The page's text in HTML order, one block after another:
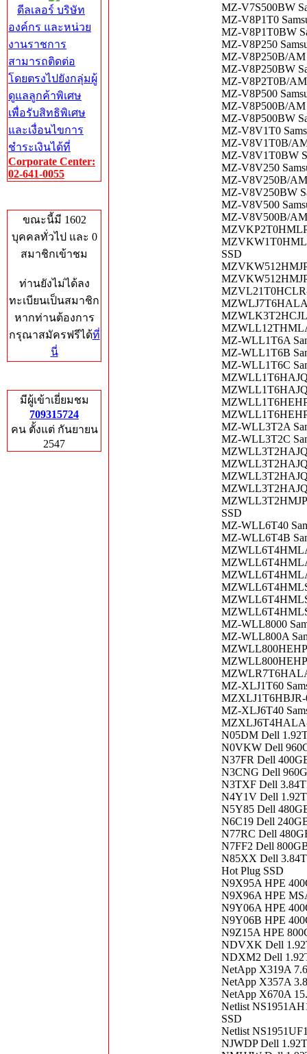
ดีลเลอร์ บริษัท
องค์กร และหน่วย
งานราชการ
สามารถติดต่อ
โดยตรงไปยังกลุ่มผู้
ดูแลลูกค้าพิเศษ
เพื่อรับสิทธิพิเศษ
และเงื่อนไขการ
ชำระเงินได้ที่
Corporate Center:
02-641-0055
ขณะนี้มี 1602
บุคคลทั่วไป และ 0
สมาชิกเข้าชม
ท่านยังไม่ได้ลง
ทะเบียนเป็นสมาชิก
หากท่านต้องการ
กรุณาสมัครฟรีได้ที่
นี่
มีผู้เข้าเยี่ยมชม
709315724
คน ตั้งแต่ กันยายน
2547
MZ-V7S500BW
MZ-V8P1T0
MZ-V8P1T0BW
MZ-V8P250
MZ-V8P250B/AM
MZ-V8P250BW
MZ-V8P2T0B/AM
MZ-V8P500
MZ-V8P500B/AM
MZ-V8P500BW
MZ-V8V1T0
MZ-V8V1T0B/AM
MZ-V8V1T0BW
MZ-V8V250
MZ-V8V250B/AM
MZ-V8V250BW
MZ-V8V500
MZ-V8V500B/AM
MZVKP2T0HMLP
SSD
MZWLK3T2HCJL
MZ-WLL1T6A
MZ-WLL1T6B
MZ-WLL1T6C
MZ-WLL3T2A
MZ-WLL3T2C
MZWLL3T2HAJQ
SSD
MZ-WLL6T40
MZ-WLL6T4B
MZWLL6T4HMLA
MZWLL6T4HMLS
MZ-WLL8000
MZ-WLL800A
MZWLL800HEHP
MZ-XLJ1T60
MZXLJ1T6HBJR-
MZ-XLJ6T40
MZXLJ6T4HALA-
N05DM Dell
N0VKW Dell
N37FR Dell
N3CNG Dell
N3TXF Dell
N4Y1V Dell
N5Y85 Dell
N6C19 Dell
N77RC Dell
N7FF2 Dell
N85XX Dell
Hot Plug SSD
N9X95A HPE
N9X96A HPE
N9Y06A HPE
N9Y06B HPE
N9Z15A HPE
NDVXK Dell
NDXM2 Dell
NetApp X319A
NetApp X357A
NetApp X670A
Netlist
SSD
Netlist
NJWDP Dell